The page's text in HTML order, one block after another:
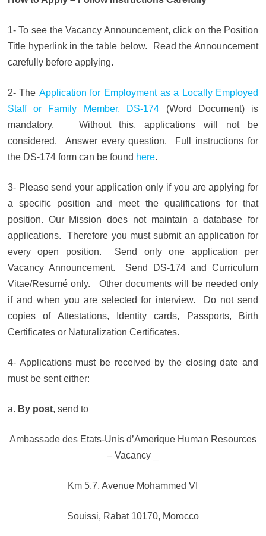
1- To see the Vacancy Announcement, click on the Position
Title hyperlink in the table below. Read the Announcement
carefully before applying.
2- The Application for Employment as a Locally Employed
Staff or Family Member, DS-174 (Word Document) is
mandatory. Without this, applications will not be
considered. Answer every question. Full instructions for
the DS-174 form can be found here.
3- Please send your application only if you are applying for
a specific position and meet the qualifications for that
position. Our Mission does not maintain a database for
applications. Therefore you must submit an application for
every open position. Send only one application per
Vacancy Announcement. Send DS-174 and Curriculum
Vitae/Resumé only. Other documents will be needed only
if and when you are selected for interview. Do not send
copies of Attestations, Identity cards, Passports, Birth
Certificates or Naturalization Certificates.
4- Applications must be received by the closing date and
must be sent either:
a. By post, send to
Ambassade des Etats-Unis d’Amerique Human Resources
– Vacancy _
Km 5.7, Avenue Mohammed VI
Souissi, Rabat 10170, Morocco